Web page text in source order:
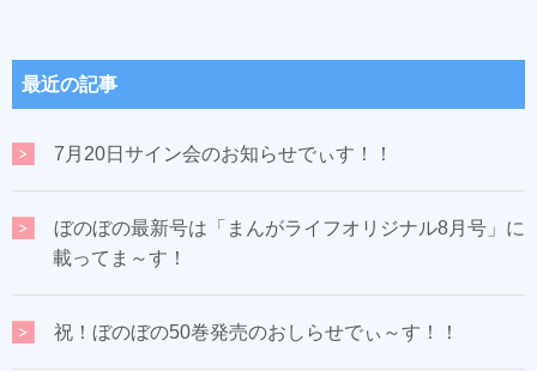
最近の記事
7月20日サイン会のお知らせでぃす！！
ぼのぼの最新号は「まんがライフオリジナル8月号」に
載ってま～す！
祝！ぼのぼの50巻発売のおしらせでぃ～す！！